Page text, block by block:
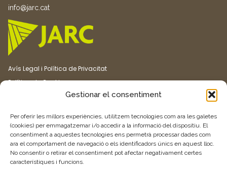
Gestionar el consentiment
Per oferir les millors experiències, utilitzem tecnologies com ara les galetes
(cookies) per emmagatzemar i/o accedir a la informació del dispositiu. El
consentiment a aquestes tecnologies ens permetrà processar dades com
ara el comportament de navegació o els identificadors únics en aquest lloc.
No consentir o retirar el consentiment pot afectar negativament certes
característiques i funcions.
info@jarc.cat
Avís Legal i Política de Privacitat
Política de Cookies
Vull rebre més informació